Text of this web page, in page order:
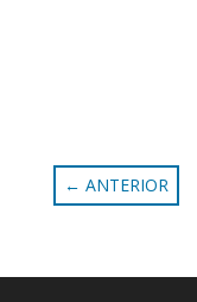
← ANTERIOR